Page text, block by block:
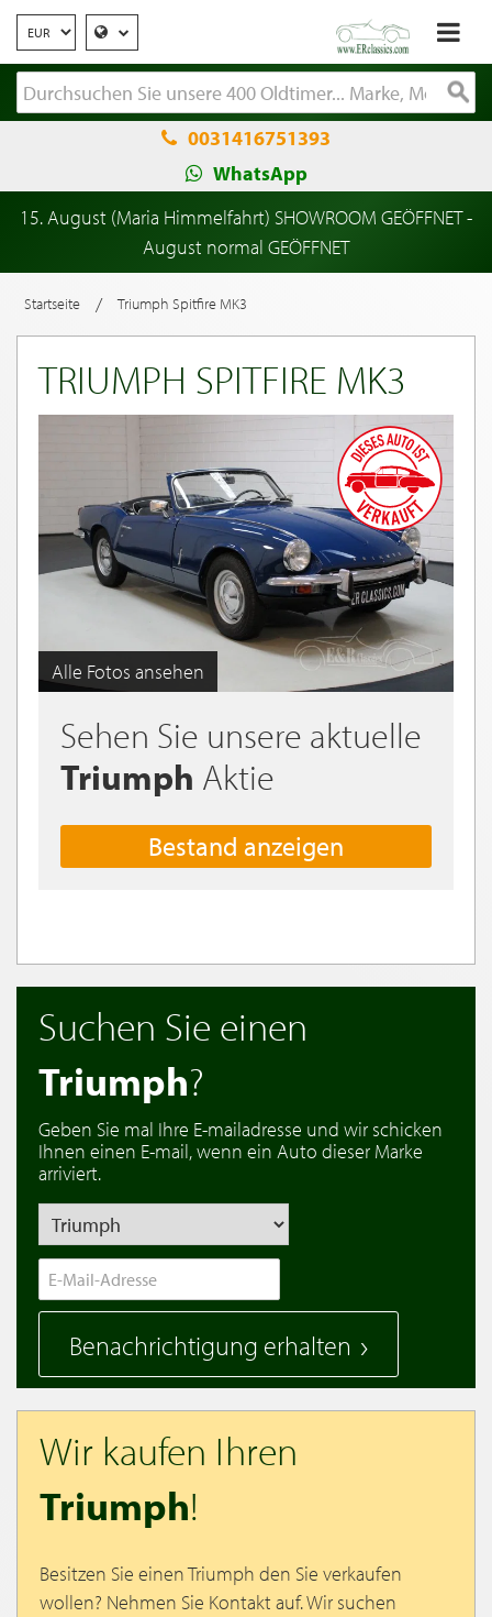
0031416751393
WhatsApp
15. August (Maria Himmelfahrt) SHOWROOM GEÖFFNET -
August normal GEÖFFNET
Startseite / Triumph Spitfire MK3
TRIUMPH SPITFIRE MK3
Alle Fotos ansehen
Sehen Sie unsere aktuelle
Triumph Aktie
Bestand anzeigen
Suchen Sie einen
Triumph?
Geben Sie mal Ihre E-mailadresse und wir schicken
Ihnen einen E-mail, wenn ein Auto dieser Marke
arriviert.
Benachrichtigung erhalten
Wir kaufen Ihren
Triumph!
Besitzen Sie einen Triumph den Sie verkaufen
wollen? Nehmen Sie Kontakt auf. Wir suchen